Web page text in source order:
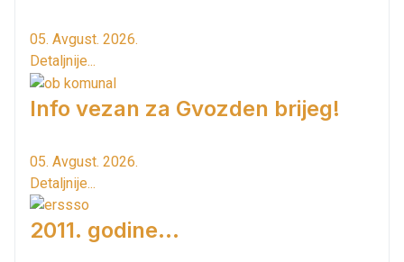
05. Avgust. 2026.
Detaljnije...
Info vezan za Gvozden brijeg!
05. Avgust. 2026.
Detaljnije...
2011. godine...